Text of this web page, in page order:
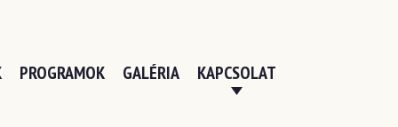
PROGRAMOK GALÉRIA KAPCSOLAT